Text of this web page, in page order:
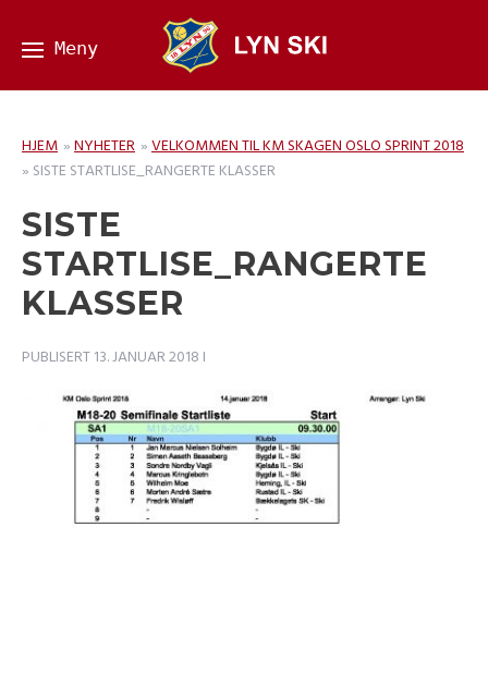
HJEM »NYHETER »VELKOMMEN TIL KM SKAGEN OSLO SPRINT 2018
» SISTE STARTLISE_RANGERTE KLASSER
SISTE
STARTLISE_RANGERTE
KLASSER
PUBLISERT13. JANUAR 2018 I